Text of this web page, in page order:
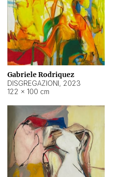
Gabriele Rodriquez
DISGREGAZIONI, 2023
122 × 100 cm